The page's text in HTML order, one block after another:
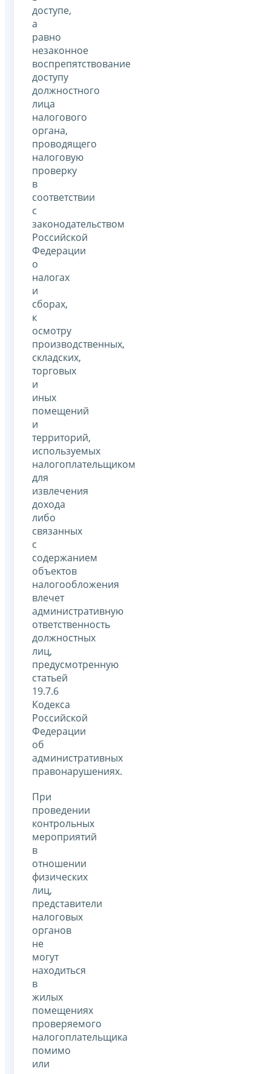
доступе,
а
равно
незаконное
воспрепятствование
доступу
должностного
лица
налогового
органа,
проводящего
налоговую
проверку
в
соответствии
с
законодательством
Российской
Федерации
о
налогах
и
сборах,
к
осмотру
производственных,
складских,
торговых
и
иных
помещений
и
территорий,
используемых
налогоплательщиком
для
извлечения
дохода
либо
связанных
с
содержанием
объектов
налогообложения
влечет
административную
ответственность
должностных
лиц,
предусмотренную
статьей
19.7.6
Кодекса
Российской
Федерации
об
административных
правонарушениях.
При
проведении
контрольных
мероприятий
в
отношении
физических
лиц,
представители
налоговых
органов
не
могут
находиться
в
жилых
помещениях
проверяемого
налогоплательщика
помимо
или